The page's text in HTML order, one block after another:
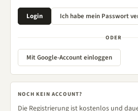
ODER
Mit Google-Account einloggen
NOCH KEIN ACCOUNT?
Die Registrierung ist kostenlos und